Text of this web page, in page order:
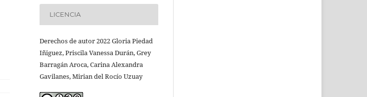
LICENCIA
Derechos de autor 2022 Gloria Piedad
Iñiguez, Priscila Vanessa Durán, Grey
Barragán Aroca, Carina Alexandra
Gavilanes, Mirian del Rocío Uzuay